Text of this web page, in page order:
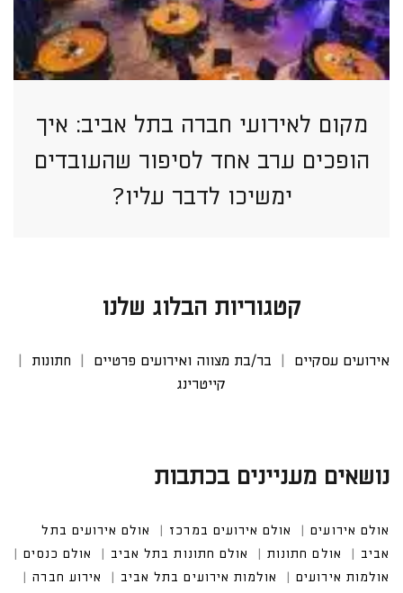
מקום לאירועי חברה בתל אביב: איך
הופכים ערב אחד לסיפור שהעובדים
ימשיכו לדבר עליו?
קטגוריות הבלוג שלנו
אירועים עסקיים בר/בת מצווה ואירועים פרטיים
חתונות
קייטרינג
נושאים מעניינים בכתבות
אולם אירועים אולם אירועים במרכז
אולם אירועים בתל
אביב
אולם חתונות אולם חתונות בתל אביב
אולם כנסים
אולמות אירועים
אולמות אירועים בתל אביב אירוע חברה